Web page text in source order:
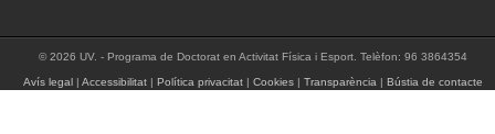
© 2026 UV. - Programa de Doctorat en Activitat Física i Esport. Telèfon: 96 3864354
Avís legal Accessibilitat| Política privacitat| Cookies| Transparència| Bústia de contacte